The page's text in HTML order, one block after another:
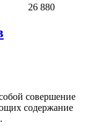
26 880
совершение
содержание